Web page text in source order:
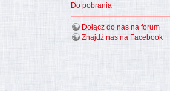
Do pobrania
Dołącz do nas na forum
Znajdź nas na Facebook